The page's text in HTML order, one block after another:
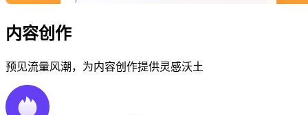
内容创作
预见流量风潮，为内容创作提供灵感沃土